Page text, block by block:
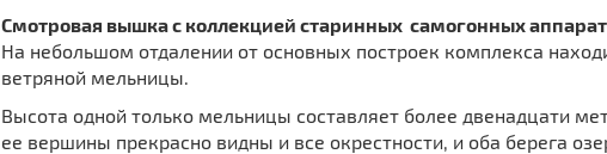
Смотровая вышка с коллекцией старинных самогонных
На небольшом отдалении от основных построек комплекса
ветряной мельницы.
Высота одной только мельницы составляет более двенадцати
ее вершины прекрасно видны и все окрестности, и оба берега